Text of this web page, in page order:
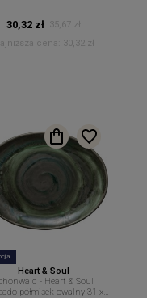
30,32 zł
35,67 zł
cena:
30,32 zł
Heart & Soul
- Heart & Soul
półmisek owalny 31 x